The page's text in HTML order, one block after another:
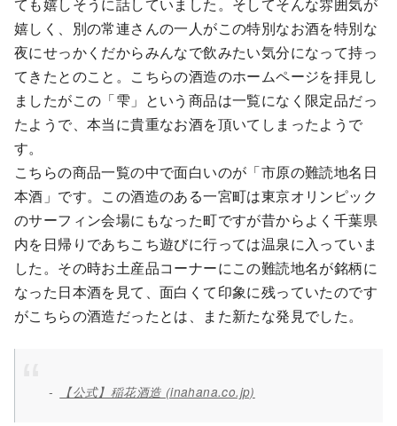
ても嬉しそうに話していました。そしてそんな雰囲気が
嬉しく、別の常連さんの一人がこの特別なお酒を特別な
夜にせっかくだからみんなで飲みたい気分になって持っ
てきたとのこと。こちらの酒造のホームページを拝見し
ましたがこの「雫」という商品は一覧になく限定品だっ
たようで、本当に貴重なお酒を頂いてしまったようで
す。
こちらの商品一覧の中で面白いのが「市原の難読地名日
本酒」です。この酒造のある一宮町は東京オリンピック
のサーフィン会場にもなった町ですが昔からよく千葉県
内を日帰りであちこち遊びに行っては温泉に入っていま
した。その時お土産品コーナーにこの難読地名が銘柄に
なった日本酒を見て、面白くて印象に残っていたのです
がこちらの酒造だったとは、また新たな発見でした。
【公式】稲花酒造 (inahana.co.jp)